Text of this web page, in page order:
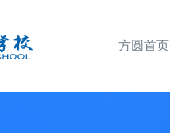
方圆首页